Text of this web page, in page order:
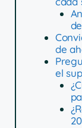
de
el